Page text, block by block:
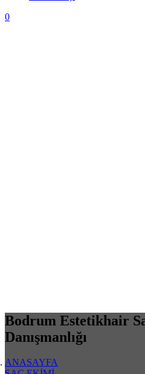
0
Bodrum Estetikhair
Danışmanlığı
ANASAYFA